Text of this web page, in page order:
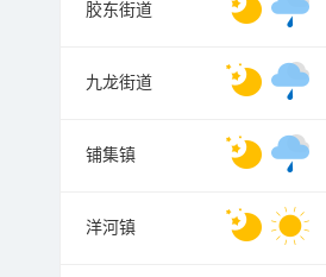
胶东街道
九龙街道
铺集镇
洋河镇